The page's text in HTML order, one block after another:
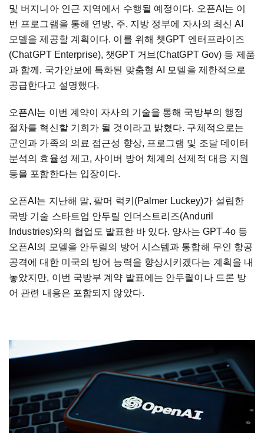
및 버지니아 인근 지역에서 수행될 예정이다. 오픈AI는 이
번 프로그램을 통해 연방, 주, 지방 정부에 자사의 최신 AI
모델을 제공할 계획이다. 이를 위해 챗GPT 엔터프라이즈
(ChatGPT Enterprise), 챗GPT 거브(ChatGPT Gov) 등 제품
과 함께, 국가안보에 특화된 맞춤형 AI 모델을 제한적으로
공급한다고 설명했다.
오픈AI는 이번 계약이 자사의 기술을 통해 국방부의 행정
절차를 혁신할 기회가 될 것이라고 밝혔다. 구체적으로는
군인과 가족의 의료 접근성 향상, 프로그램 및 조달 데이터
분석의 효율성 제고, 사이버 방어 체계의 선제적 대응 지원
등을 포함한다는 입장이다.
오픈AI는 지난해 말, 팔머 럭키(Palmer Luckey)가 설립한
국방 기술 스타트업 안두릴 인더스트리즈(Anduril
Industries)와의 협업도 발표한 바 있다. 양사는 GPT-4o 등
오픈AI의 모델을 안두릴의 방어 시스템과 통합해 무인 항공
공격에 대한 미국의 방어 능력을 향상시키겠다는 계획을 내
놓았지만, 이번 국방부 계약 발표에는 안두릴이나 드론 방
어 관련 내용은 포함되지 않았다.